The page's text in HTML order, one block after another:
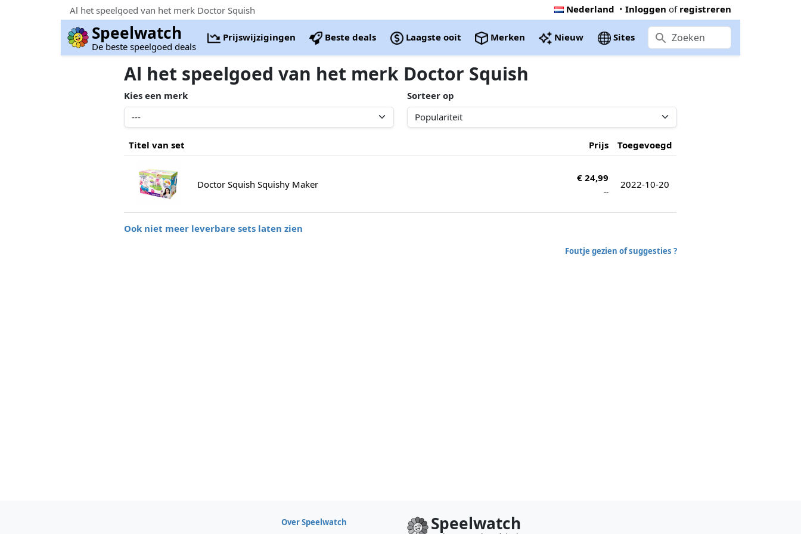
Al het speelgoed van het merk Doctor Squish Nederland • Inloggen of registreren
Speelwatch
De beste speelgoed deals
Prijswijzigingen Beste deals Laagste ooit Merken Nieuw Sites
Al het speelgoed van het merk Doctor Squish
Kies een merk Sorteer op
Titel van set Prijs Toegevoegd
Doctor Squish Squishy Maker
€ 24,99
--
2022-10-20
Ook niet meer leverbare sets laten zien
Foutje gezien of suggesties ?
Over Speelwatch
Speelwatch